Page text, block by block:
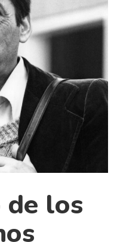
chilena
de los